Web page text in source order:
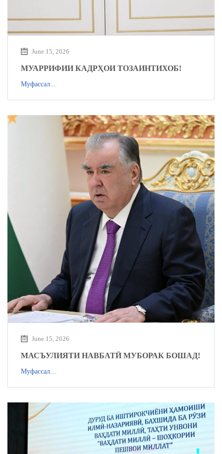
June 15, 2026
МУАРРИФИИ КАДРҲОИ ТОЗАИНТИХОБ!
Муфассал...
June 15, 2026
МАСЪУЛИЯТИ НАВБАТӢ МУБОРАК БОШАД!
Муфассал...